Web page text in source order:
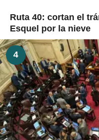
Ruta 40: cortan el
Esquel por la nieve
4